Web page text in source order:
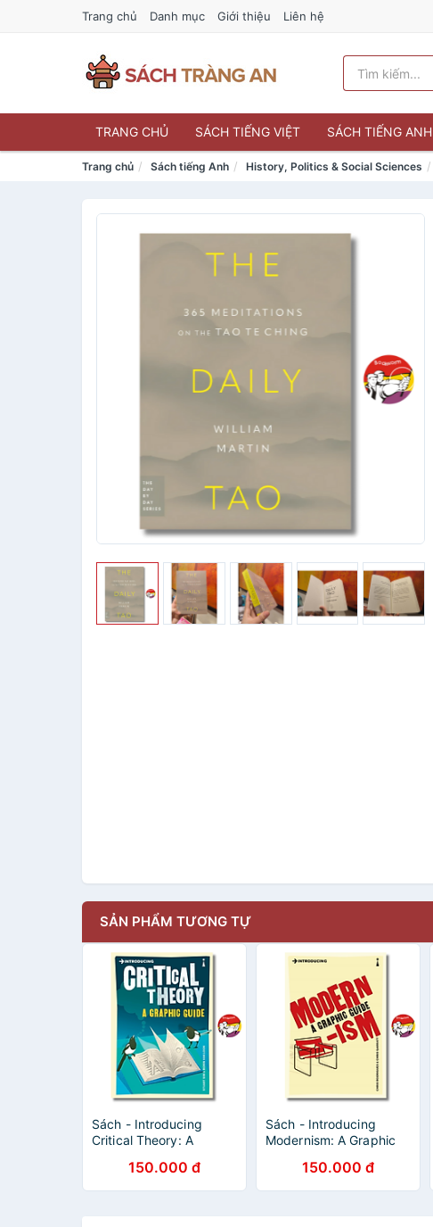
Trang chủ Danh mục Giới thiệu Liên hệ
TRANG CHỦ SÁCH TIẾNG VIỆT SÁCH TIẾNG ANH
Trang chủ Sách tiếng Anh History, Politics & Social Sciences
SẢN PHẨM TƯƠNG TỰ
Sách - Introducing
Critical Theory: A
Sim | Philosophy /
Nonfiction
150.000 đ
Sách - Introducing
Modernism: A Graphic
Rodrigues | Philosophy
Nonfiction
150.000 đ